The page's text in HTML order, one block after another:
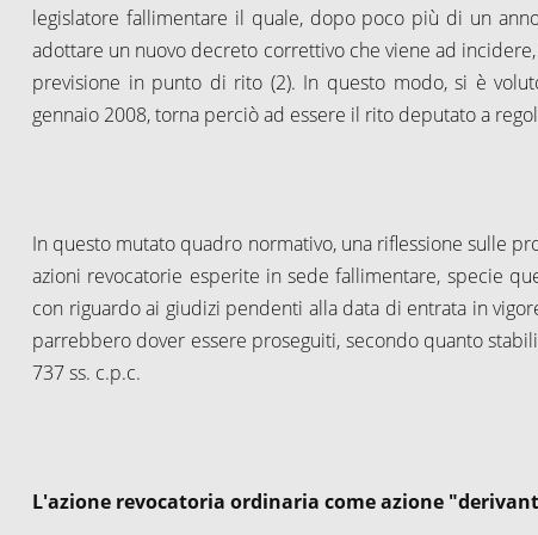
legislatore fallimentare il quale, dopo poco più di un
adottare un nuovo decreto correttivo che viene ad
previsione in punto di rito (2). In questo modo, si è
gennaio 2008, torna perciò ad essere il rito deputato a
In questo mutato quadro normativo, una riflessione sulle
azioni revocatorie esperite in sede fallimentare, specie
con riguardo ai giudizi pendenti alla data di entrata in
parrebbero dover essere proseguiti, secondo quanto
737 ss. c.p.c.
L'azione revocatoria ordinaria come azione